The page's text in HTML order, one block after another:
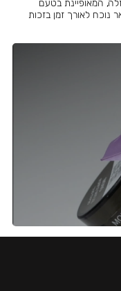
המאופיינת בטעם
לאורך זמן בזכות